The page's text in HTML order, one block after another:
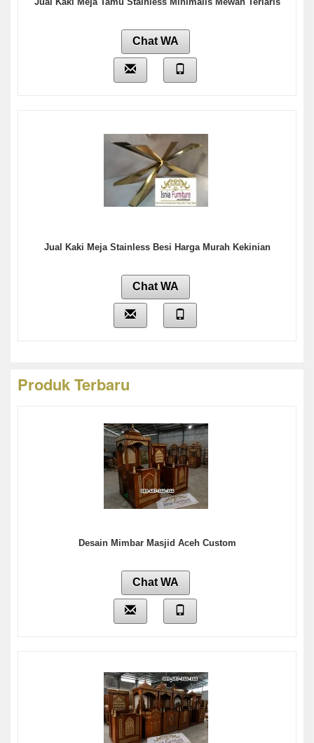
Chat WA
Jual Kaki Meja Stainless Besi Harga Murah Kekinian
Chat WA
Produk Terbaru
Desain Mimbar Masjid Aceh Custom
Chat WA